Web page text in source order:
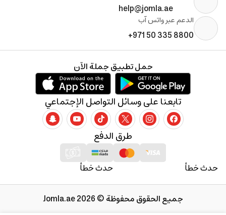
help@jomla.ae
الدعم عبر واتس آب
+971 50 335 8800
حدث خطأ حدث خطأ
طرق الدفع
تابعنا على وسائل التواصل الإجتماعي
حمل تطبيق جملة الآن
جميع الحقوق محفوظة © 2026 Jomla.ae